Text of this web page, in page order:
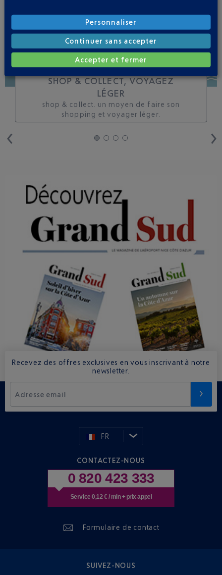
SHOP & COLLECT, VOYAGEZ
LÉGER
shop & collect. un moyen de faire son
shopping et voyager léger.
Recevez des offres exclusives en vous inscrivant à notre
newsletter.
Adresse email
FR
CONTACTEZ-NOUS
0 820 423 333
Service 0,12 € / min + prix appel
Formulaire de contact
SUIVEZ-NOUS
Personnaliser
Continuer sans accepter
Accepter et fermer